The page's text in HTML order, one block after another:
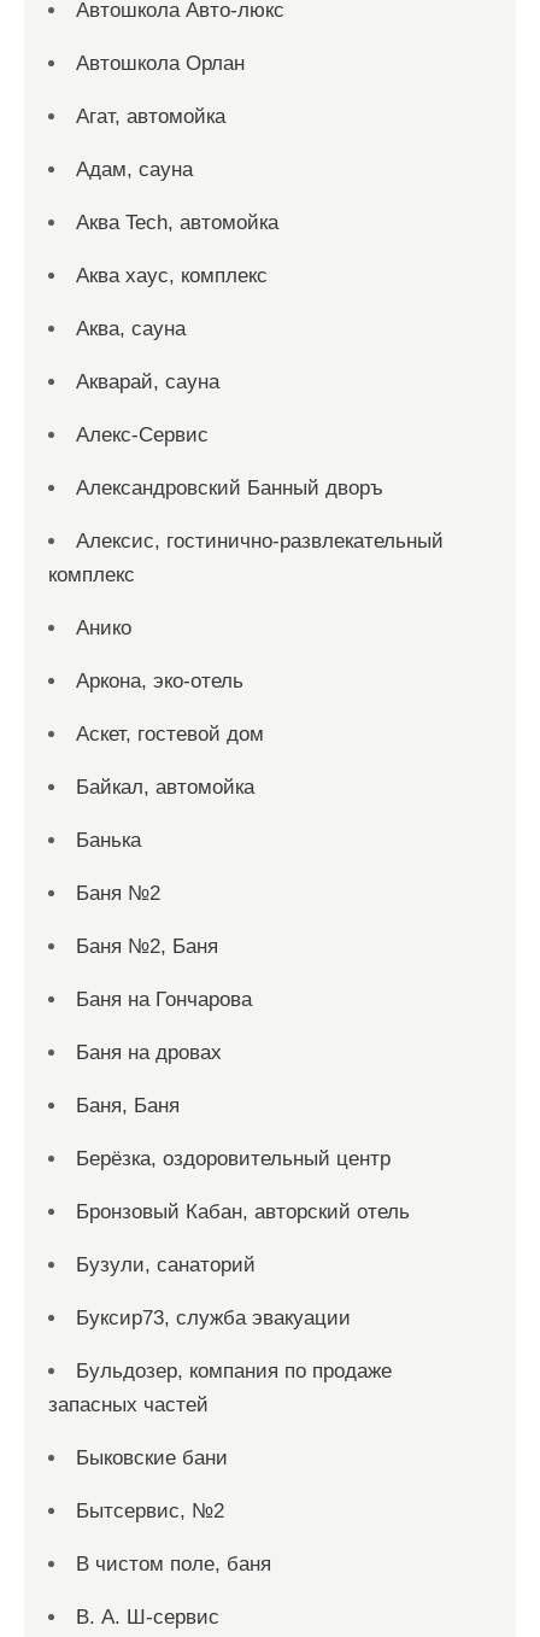
Автошкола Авто-люкс
Автошкола Орлан
Агат, автомойка
Адам, сауна
Аква Tech, автомойка
Аква хаус, комплекс
Аква, сауна
Акварай, сауна
Алекс-Сервис
Александровский Банный дворъ
Алексис, гостинично-развлекательный
комплекс
Анико
Аркона, эко-отель
Аскет, гостевой дом
Байкал, автомойка
Банька
Баня №2
Баня №2, Баня
Баня на Гончарова
Баня на дровах
Баня, Баня
Берёзка, оздоровительный центр
Бронзовый Кабан, авторский отель
Бузули, санаторий
Буксир73, служба эвакуации
Бульдозер, компания по продаже
запасных частей
Быковские бани
Бытсервис, №2
В чистом поле, баня
В. А. Ш-сервис